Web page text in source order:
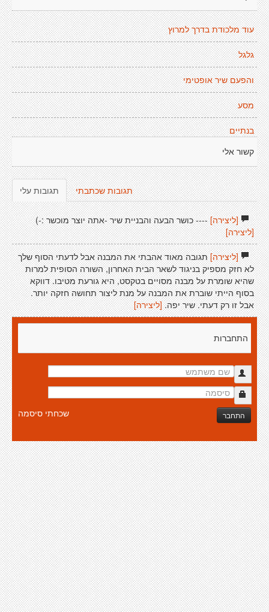
עוד מלכודת בדרך למרוץ
גלגל
והפעם שיר אופטימי
מסע
בנתיים
קשור אלי
תגובות עלי תגובות שכתבתי
[ליצירה]---- כושר הבעה והבניית שיר -אתה יוצר מוכשר :-)
[ליצירה]
[ליצירה]תגובה מאוד אהבתי את המבנה אבל לדעתי הסוף שלך
לא חזק מספיק בניגוד לשאר הבית האחרון, השורה הסופית למרות
שהיא שומרת על מבנה מסויים בטקסט, היא גורעת מטיבו. דווקא
בסוף הייתי שוברת את המבנה על מנת ליצור תחושה חזקה יותר.
אבל זו רק דעתי. שיר יפה. [ליצירה]
התחברות
התחבר שכחתי סיסמה